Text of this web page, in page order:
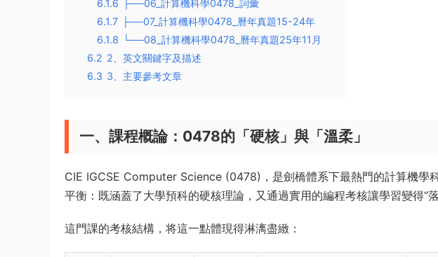
6.1.6
├──06_計算機科學0478_詞彙
6.1.7
├──07_計算機科學0478_曆年真題15-24年
6.1.8
└──08_計算機科學0478_曆年真題25年11月
6.2 2、英文關鍵字及描述
6.3 3、主要參考文章
一、課程概論：0478的「硬核」與「溫柔」
CIE IGCSE Computer Science (0478)，是劍橋體系下最熱門的計算機學
平衡：既涵蓋了大學預科的硬核理論，又通過實用的編程考核讓學習變得“落
這門課的考核結構，将這一點體現得淋漓盡緻：